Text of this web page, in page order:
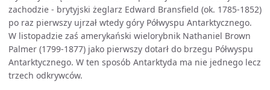
zachodzie - brytyjski żeglarz Edward Bransfield (ok. 1785-1852)
po raz pierwszy ujrzał wtedy góry Półwyspu Antarktycznego.
W listopadzie zaś amerykański wielorybnik Nathaniel Brown
Palmer (1799-1877) jako pierwszy dotarł do brzegu Półwyspu
Antarktycznego. W ten sposób Antarktyda ma nie jednego lecz
trzech odkrywców.